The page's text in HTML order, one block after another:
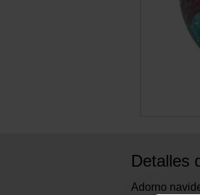
Detalles
Adorno